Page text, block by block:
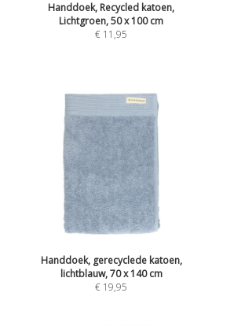
Handdoek, Recycled katoen,
Lichtgroen, 50 x 100 cm
€ 11,95
Handdoek, gerecyclede katoen,
lichtblauw, 70 x 140 cm
€ 19,95